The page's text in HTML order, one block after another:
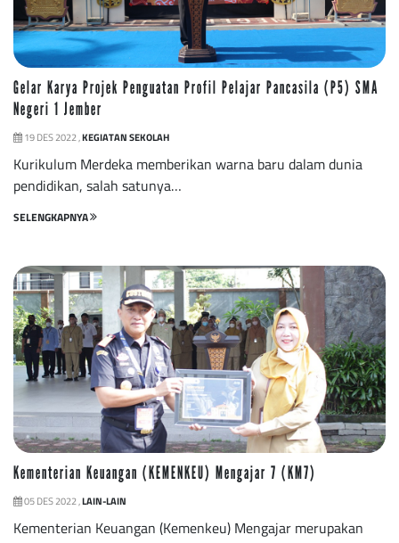
Gelar Karya Projek Penguatan Profil Pelajar Pancasila (P5) SMA
Negeri 1 Jember
19 DES 2022 ,KEGIATAN SEKOLAH
Kurikulum Merdeka memberikan warna baru dalam dunia
pendidikan, salah satunya…
SELENGKAPNYA
Kementerian Keuangan (KEMENKEU) Mengajar 7 (KM7)
05 DES 2022 ,LAIN-LAIN
Kementerian Keuangan (Kemenkeu) Mengajar merupakan